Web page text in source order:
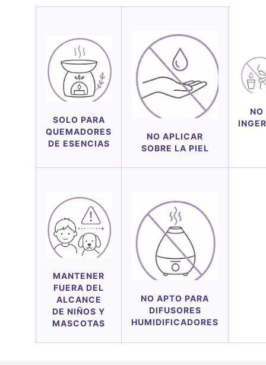
SOLO PARA
QUEMADORES
DE ESENCIAS
NO APLICAR
SOBRE LA PIEL
NO
MANTENER
FUERA DEL
ALCANCE
DE NIÑOS Y
MASCOTAS
NO APTO PARA
DIFUSORES
HUMIDIFICADORES